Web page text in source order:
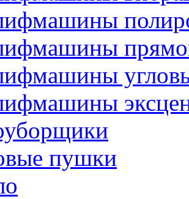
пушки